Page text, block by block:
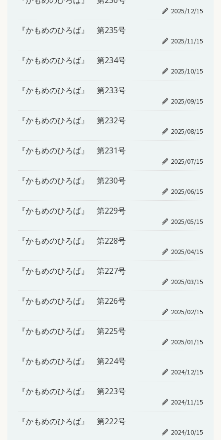
2025/12/15
『かもめのひろば』 第235号
2025/11/15
『かもめのひろば』 第234号
2025/10/15
『かもめのひろば』 第233号
2025/09/15
『かもめのひろば』 第232号
2025/08/15
『かもめのひろば』 第231号
2025/07/15
『かもめのひろば』 第230号
2025/06/15
『かもめのひろば』 第229号
2025/05/15
『かもめのひろば』 第228号
2025/04/15
『かもめのひろば』 第227号
2025/03/15
『かもめのひろば』 第226号
2025/02/15
『かもめのひろば』 第225号
2025/01/15
『かもめのひろば』 第224号
2024/12/15
『かもめのひろば』 第223号
2024/11/15
『かもめのひろば』 第222号
2024/10/15